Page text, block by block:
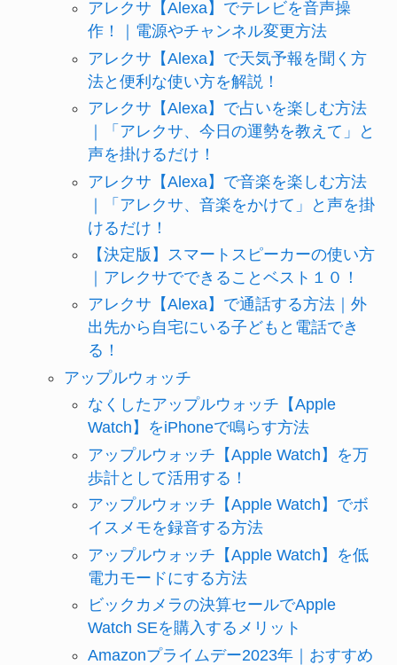
アレクサ【Alexa】でテレビを音声操
作！｜電源やチャンネル変更方法
アレクサ【Alexa】で天気予報を聞く方
法と便利な使い方を解説！
アレクサ【Alexa】で占いを楽しむ方法
｜「アレクサ、今日の運勢を教えて」と
声を掛けるだけ！
アレクサ【Alexa】で音楽を楽しむ方法
｜「アレクサ、音楽をかけて」と声を掛
けるだけ！
【決定版】スマートスピーカーの使い方
｜アレクサでできることベスト１０！
アレクサ【Alexa】で通話する方法｜外
出先から自宅にいる子どもと電話でき
る！
アップルウォッチ
なくしたアップルウォッチ【Apple
Watch】をiPhoneで鳴らす方法
アップルウォッチ【Apple Watch】を万
歩計として活用する！
アップルウォッチ【Apple Watch】でボ
イスメモを録音する方法
アップルウォッチ【Apple Watch】を低
電力モードにする方法
ビックカメラの決算セールでApple
Watch SEを購入するメリット
Amazonプライムデー2023年｜おすすめ